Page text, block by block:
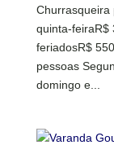
Churrasqueira
quinta-feiraR$
feriadosR$
pessoas
domingo e...